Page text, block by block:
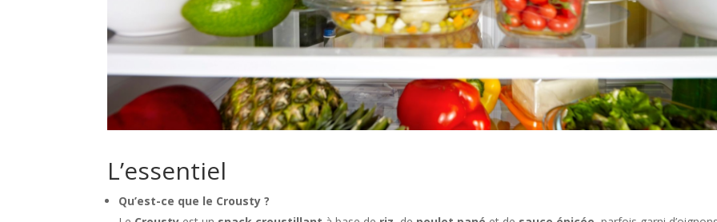
L’essentiel
Qu’est-ce que le Crousty ?